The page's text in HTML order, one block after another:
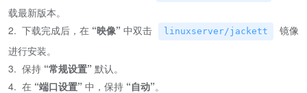
载最新版本。
2. 下载完成后，在 “映像” 中双击 linuxserver/jackett
镜像
进行安装。
3. 保持 “常规设置” 默认。
4. 在 “端口设置” 中，保持 “自动”。